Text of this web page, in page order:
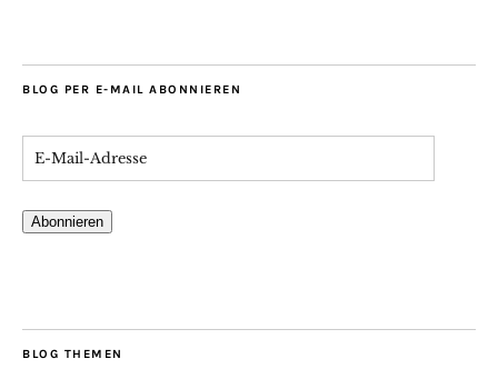
BLOG PER E-MAIL ABONNIEREN
Abonnieren
BLOG THEMEN